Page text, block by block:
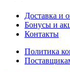
Доставка и
Бонусы и
Контакты
Политика